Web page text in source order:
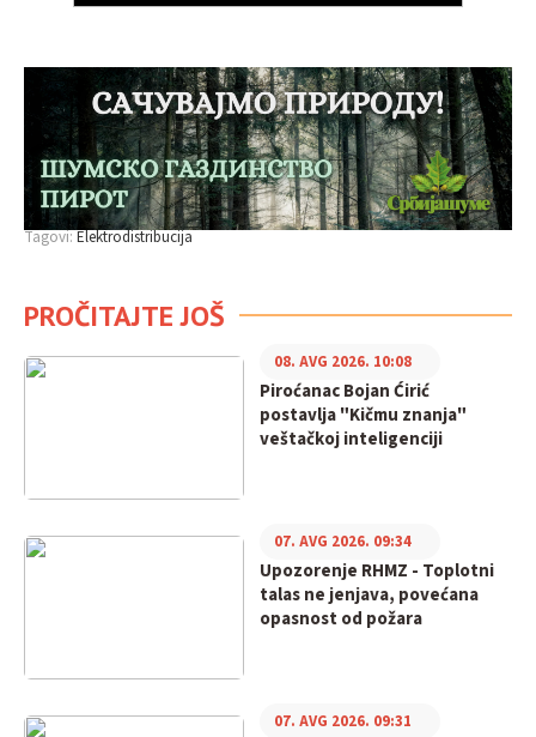
Tagovi:Elektrodistribucija
PROČITAJTE JOŠ
Piroćanac Bojan Ćirić
postavlja "Kičmu znanja"
veštačkoj inteligenciji
08. AVG 2026. 10:08
Upozorenje RHMZ - Toplotni
talas ne jenjava, povećana
opasnost od požara
07. AVG 2026. 09:34
07. AVG 2026. 09:31